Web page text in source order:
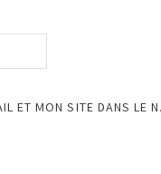
ET MON SITE DANS LE